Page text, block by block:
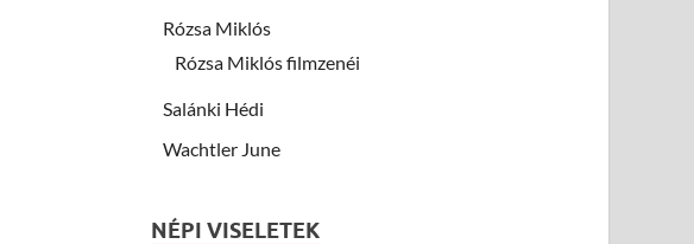
Rózsa Miklós
Rózsa Miklós filmzenéi
Salánki Hédi
Wachtler June
NÉPI VISELETEK